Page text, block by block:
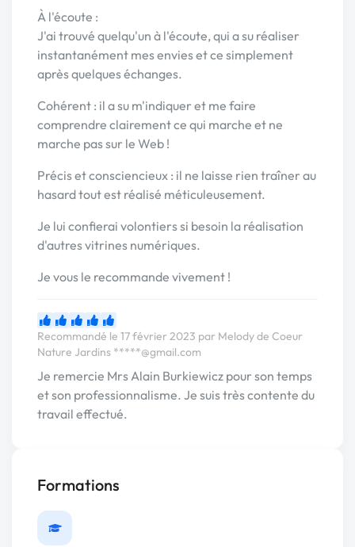
À l'écoute :
J'ai trouvé quelqu'un à l'écoute, qui a su réaliser
instantanément mes envies et ce simplement
après quelques échanges.
Cohérent : il a su m'indiquer et me faire
comprendre clairement ce qui marche et ne
marche pas sur le Web !
Précis et consciencieux : il ne laisse rien traîner au
hasard tout est réalisé méticuleusement.
Je lui confierai volontiers si besoin la réalisation
d'autres vitrines numériques.
Je vous le recommande vivement !
Recommandé le 17 février 2023 par Melody de Coeur
Nature Jardins *****@gmail.com
Je remercie Mrs Alain Burkiewicz pour son temps
et son professionnalisme. Je suis très contente du
travail effectué.
Formations